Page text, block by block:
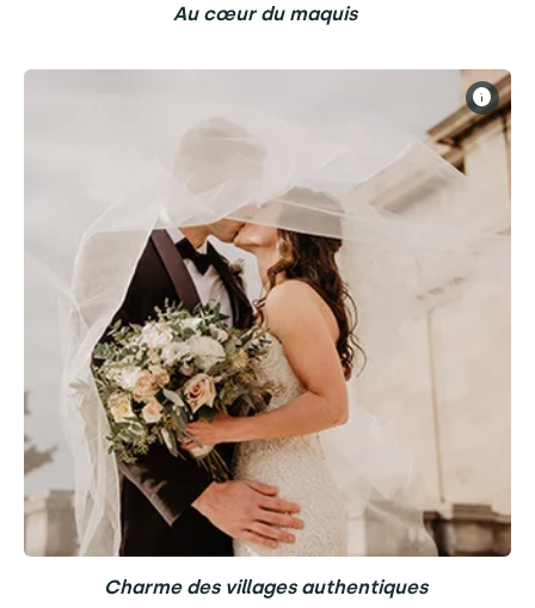
Au cœur du maquis
Charme des villages authentiques